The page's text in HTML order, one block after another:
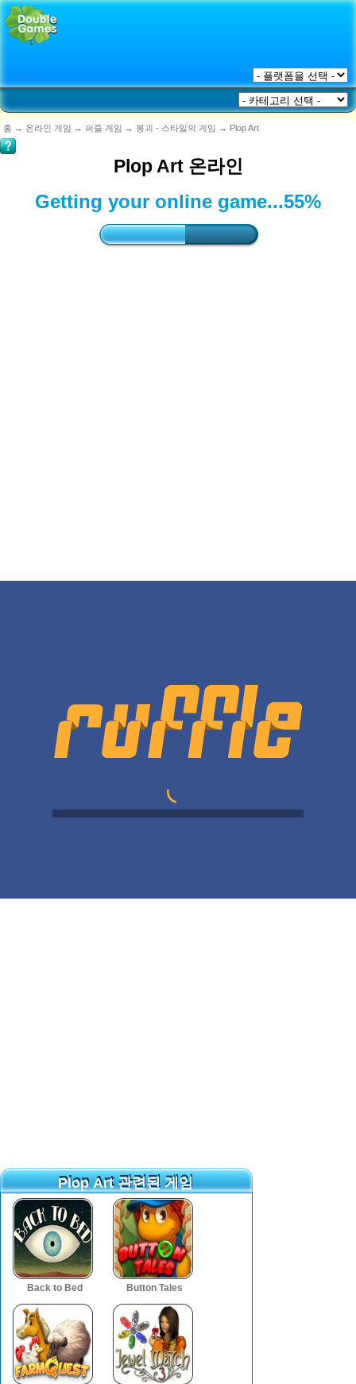
홈 → 온라인 게임 → 퍼즐 게임 → 붕괴 - 스타일의 게임 → Plop Art
Plop Art 온라인
Getting your online game...57%
Plop Art 관련된 게임
Plop Art 관련된 게임
Back to Bed Button Tales